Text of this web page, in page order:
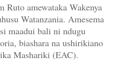
amewataka Wakenya
Watanzania. Amesema
maadui bali ni ndugu
biashara na ushirikiano
Mashariki (EAC).